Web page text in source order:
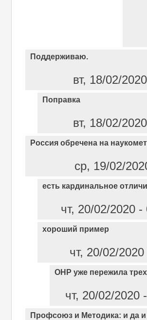
Поддерживаю.
вт, 18/02/
Поправка
вт, 18/02/
Россия обречена на
ср, 19/02/
есть кардинальное
чт, 20/02/2020
хороший пример
чт, 20/02/
ОНР уже пережила
чт, 20/02/
Профсоюз и Методика: и да и